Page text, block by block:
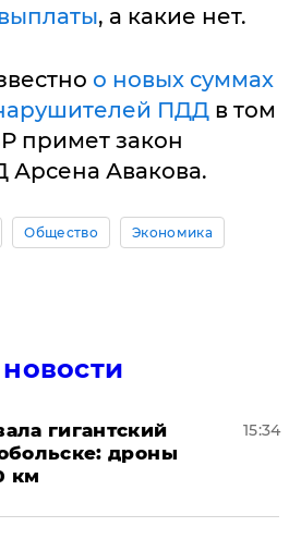
, а какие нет.
о новых суммах
ПДД в том
примет закон
Авакова.
Общество Экономика
гигантский
дроны
км
15:34